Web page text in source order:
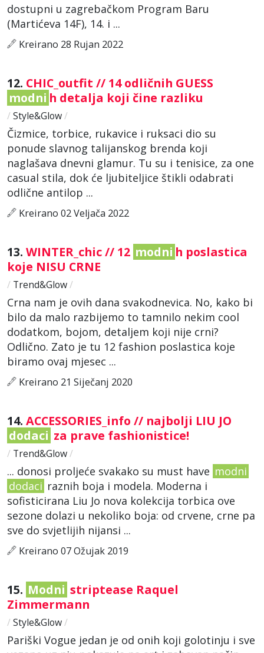
dostupni u zagrebačkom Program Baru
(Martićeva 14F), 14. i ...
Kreirano 28 Rujan 2022
12. CHIC_outfit // 14 odličnih GUESS
modni h detalja koji čine razliku
/ Style&Glow/
Čizmice, torbice, rukavice i ruksaci dio su
ponude slavnog talijanskog brenda koji
naglašava dnevni glamur. Tu su i tenisice, za one
casual stila, dok će ljubiteljice štikli odabrati
odlične antilop ...
Kreirano 02 Veljača 2022
13. WINTER_chic // 12 modni h poslastica
koje NISU CRNE
/ Trend&Glow/
Crna nam je ovih dana svakodnevica. No, kako bi
bilo da malo razbijemo to tamnilo nekim cool
dodatkom, bojom, detaljem koji nije crni?
Odlično. Zato je tu 12 fashion poslastica koje
biramo ovaj mjesec ...
Kreirano 21 Siječanj 2020
14. ACCESSORIES_info // najbolji LIU JO
dodaci za prave fashionistice!
/ Trend&Glow/
... donosi proljeće svakako su must have modni
dodaci raznih boja i modela. Moderna i
sofisticirana Liu Jo nova kolekcija torbica ove
sezone dolazi u nekoliko boja: od crvene, crne pa
sve do svjetlijih nijansi ...
Kreirano 07 Ožujak 2019
15. Modni striptease Raquel
Zimmermann
/ Style&Glow/
Pariški Vogue jedan je od onih koji golotinju i sve